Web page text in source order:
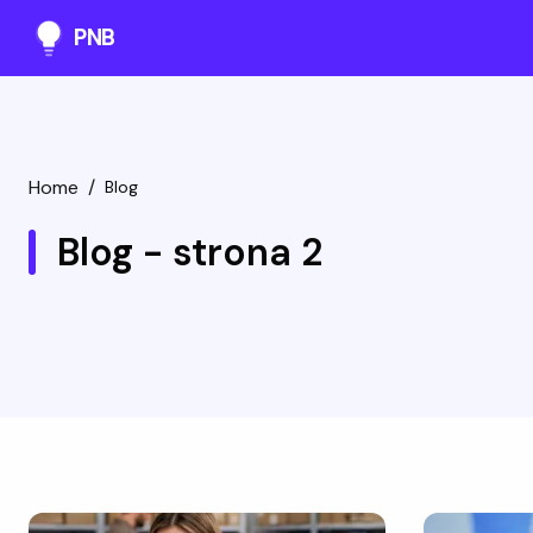
PNB
Home / Blog
Blog - strona 2